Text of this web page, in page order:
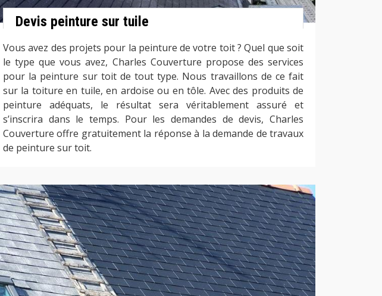
Devis peinture sur tuile
Vous avez des projets pour la peinture de votre toit ? Quel que soit
le type que vous avez, Charles Couverture propose des services
pour la peinture sur toit de tout type. Nous travaillons de ce fait
sur la toiture en tuile, en ardoise ou en tôle. Avec des produits de
peinture adéquats, le résultat sera véritablement assuré et
s’inscrira dans le temps. Pour les demandes de devis, Charles
Couverture offre gratuitement la réponse à la demande de travaux
de peinture sur toit.